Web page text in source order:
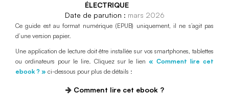
ÉLECTRIQUE
mars 2026
Ce guide est au format numérique (EPUB) uniquement, il ne s’agit pas
d’une version papier.
Une application de lecture doit être installée sur vos smartphones, tablettes
ou ordinateurs pour le lire. Cliquez sur le lien« Comment lire cet
ebook ? » ci-dessous pour plus de détails :
Comment lire cet ebook ?